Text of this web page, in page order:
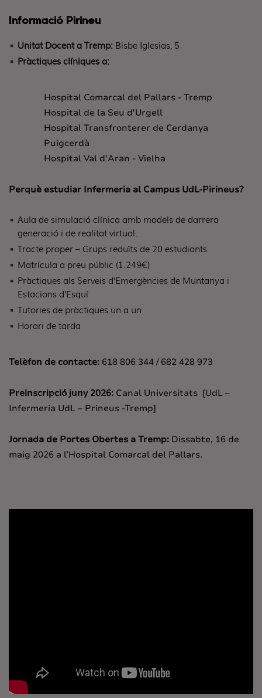
Informació Pirineu
Unitat Docent a Tremp: Bisbe Iglesias, 5
Pràctiques clíniques a:
Hospital Comarcal del Pallars - Tremp
Hospital de la Seu d'Urgell
Hospital Transfronterer de Cerdanya
Puigcerdà
Hospital Val d'Aran - Vielha
Perquè estudiar Infermeria al Campus UdL-Pirineus?
Aula de simulació clínica amb models de darrera
generació i de realitat virtual.
Tracte proper – Grups reduïts de 20 estudiants
Matrícula a preu públic (1.249€)
Pràctiques als Serveis d’Emergències de Muntanya i
Estacions d’Esquí
Tutories de pràctiques un a un
Horari de tarda
Telèfon de contacte: 618 806 344 / 682 428 973
Preinscripció juny 2026: Canal Universitats [UdL –
Infermeria UdL – Prineus -Tremp]
Jornada de Portes Obertes a Tremp: Dissabte, 16 de
maig 2026 a l’Hospital Comarcal del Pallars.